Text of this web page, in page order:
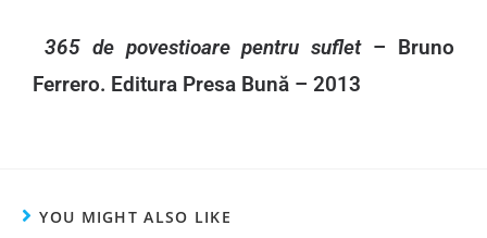
365 de povestioare pentru suflet– Bruno
Ferrero. Editura Presa Bună – 2013
YOU MIGHT ALSO LIKE